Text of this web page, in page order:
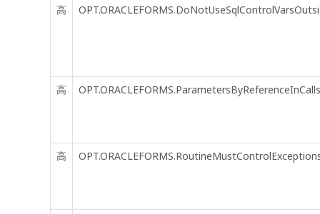
高
高 OPT.ORACLEFORMS.ParametersByReferenceInCalls
高